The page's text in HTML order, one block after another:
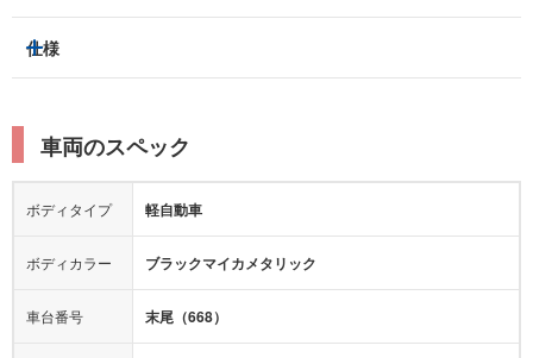
サンルーフ/ガラスルーフ
ルーフレール
エアロパーツ
ローダウン
ベンチシート
パワーシート
シートヒーター
カーナビ：-
CD
トラクションコントロール
レーンキープアシスト
横滑り防止装置
衝突被害軽減プレーキ
カメラ：-
エアバッグ：
ダブルエアバッグ
衝撃緩和ヘッドレスト
仕様
車両のスペック
ボディタイプ 軽自動車
ボディカラー ブラックマイカメタリック
車台番号 末尾（668）